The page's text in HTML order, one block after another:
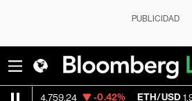
PUBLICIDAD
-0.42% ETH/USD 1,912.268